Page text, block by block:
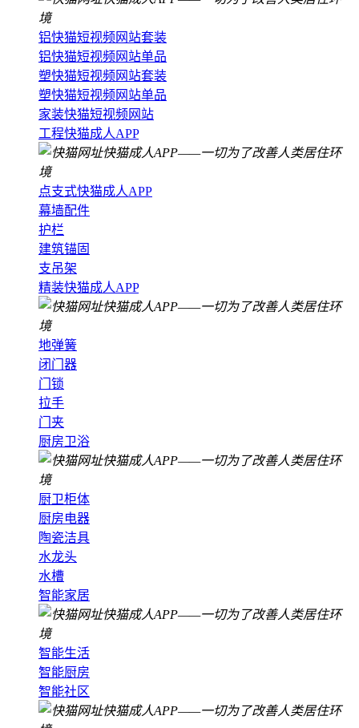
铝快猫短视频网站套装
铝快猫短视频网站单品
塑快猫短视频网站套装
塑快猫短视频网站单品
家装快猫短视频网站
工程快猫成人APP
点支式快猫成人APP
幕墙配件
护栏
建筑锚固
支吊架
精装快猫成人APP
地弹簧
闭门器
门锁
拉手
门夹
厨房卫浴
厨卫柜体
厨房电器
陶瓷洁具
水龙头
水槽
智能家居
智能生活
智能厨房
智能社区